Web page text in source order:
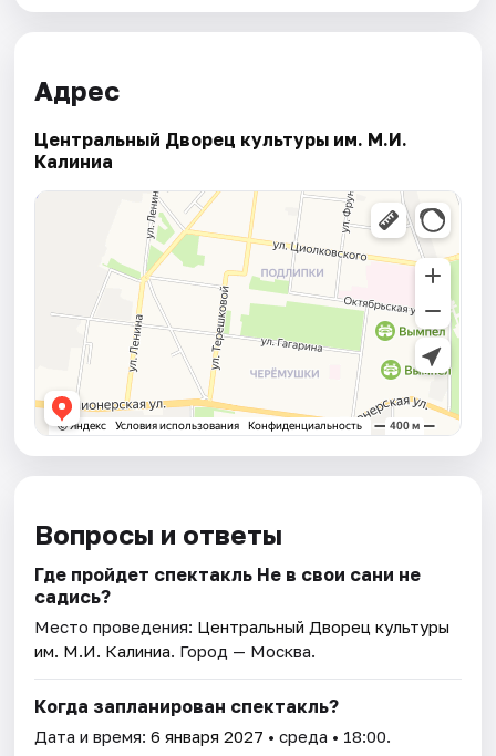
Адрес
Центральный Дворец культуры им. М.И.
Калиниа
Вопросы и ответы
Где пройдет спектакль Не в свои сани не
садись?
Место проведения: Центральный Дворец культуры
им. М.И. Калиниа. Город — Москва.
Когда запланирован спектакль?
Дата и время:6 января 2027 • среда • 18:00.